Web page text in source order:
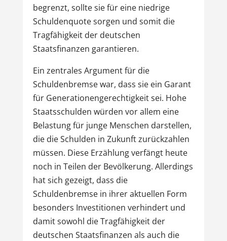
begrenzt, sollte sie für eine niedrige
Schuldenquote sorgen und somit die
Tragfähigkeit der deutschen
Staatsfinanzen garantieren.
Ein zentrales Argument für die
Schuldenbremse war, dass sie ein Garant
für Generationengerechtigkeit sei. Hohe
Staatsschulden würden vor allem eine
Belastung für junge Menschen darstellen,
die die Schulden in Zukunft zurückzahlen
müssen. Diese Erzählung verfängt heute
noch in Teilen der Bevölkerung. Allerdings
hat sich gezeigt, dass die
Schuldenbremse in ihrer aktuellen Form
besonders Investitionen verhindert und
damit sowohl die Tragfähigkeit der
deutschen Staatsfinanzen als auch die